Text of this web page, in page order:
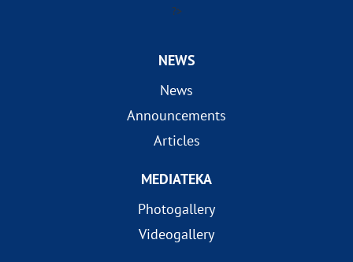
?>
NEWS
News
Announcements
Articles
MEDIATEKA
Photogallery
Videogallery